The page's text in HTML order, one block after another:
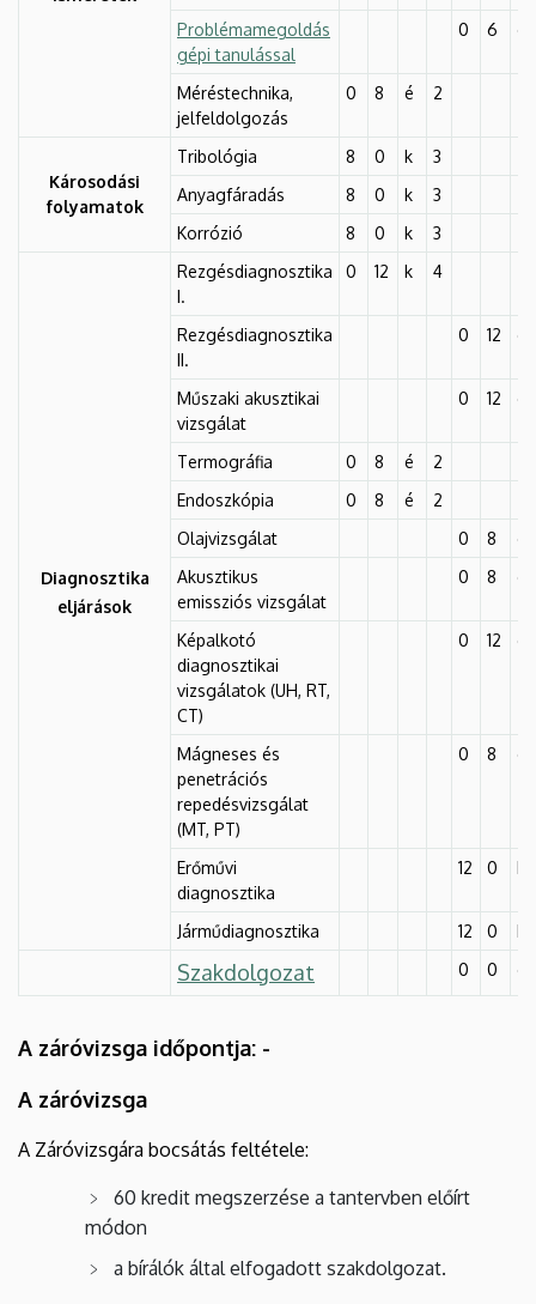
Problémamegoldás
gépi tanulással
0 6 é
Méréstechnika,
jelfeldolgozás
0 8 é 2
Károsodási
folyamatok
Tribológia 8 0 k
3
Anyagfáradás
8 0 k
3
Korrózió
8 0 k 3
Diagnosztika
eljárások
Rezgésdiagnosztika
I.
0 12 k 4
Rezgésdiagnosztika
II.
0 12 é
Műszaki akusztikai
vizsgálat
0 12 é
Termográfia 0 8 é
2
Endoszkópia
0 8 é
2
Olajvizsgálat
0 8
é
Akusztikus
emissziós vizsgálat
0 8 é
Képalkotó
diagnosztikai
vizsgálatok (UH, RT,
CT)
0 12 é
Mágneses és
penetrációs
repedésvizsgálat
(MT, PT)
0 8 é
Erőművi
diagnosztika
12 0 k
Járműdiagnosztika 12 0 k
Szakdolgozat 0 0 é
A záróvizsga időpontja: -
A záróvizsga
A Záróvizsgára bocsátás feltétele:
60 kredit megszerzése a tantervben előírt
módon
a bírálók által elfogadott szakdolgozat.